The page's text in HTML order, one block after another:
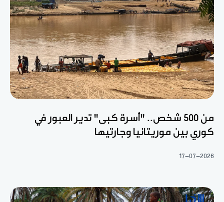
من 500 شخص.. "أسرة كبى" تدير العبور في
كوري بين موريتانيا وجارتيها
17-07-2026